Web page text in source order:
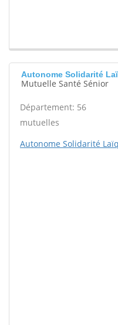
Autonome Solidarité
Mutuelle Santé Sénior
Département: 56
mutuelles
Autonome Solidarité